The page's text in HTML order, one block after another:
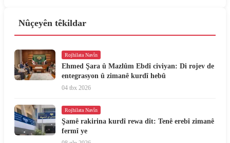
Nûçeyên têkildar
Rojhilata Navîn
Ehmed Şara û Mazlûm Ebdî civiyan: Di rojev de
entegrasyon û zimanê kurdî hebû
04 tbx 2026
Rojhilata Navîn
Şamê rakirina kurdî rewa dît: Tenê erebî zimanê
fermî ye